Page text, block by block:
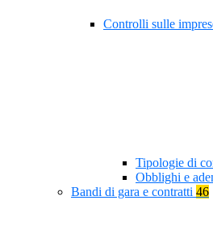
Controlli sulle
Tipologie di
Obblighi e
Bandi di gara e contratti 46